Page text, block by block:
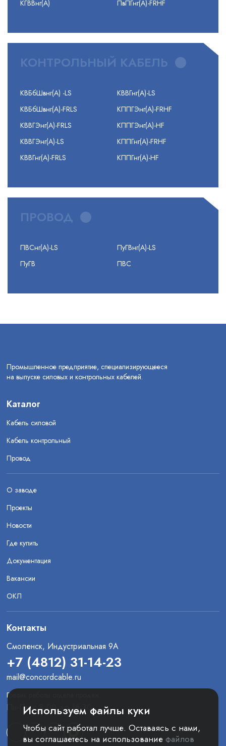
КГВВнг(А)
ПвПГнг(А)-FRHF
КОНТРОЛЬНЫЙ КАБЕЛЬ
КВБбШвнг(А) -LS
КВБбШвнг(А)-FRLS
КВВГЭнг(А)-FRLS
КВВГЭнг(А)-LS
КВВГнг(А)-FRLS
КВВГнг(А)-LS
КППГЭнг(А)-FRHF
КППГЭнг(А)-HF
КППГнг(А)-FRHF
КППГнг(А)-HF
ПРОВОД
ПВСнг(А)-LS
ПуГВ
ПуГВнг(А)-LS
ПВС
Промышленное предприятие, специализирующееся
на выпуске силовых и контрольных кабелей.
Каталог
Кабель силовой
Кабель контрольный
Провод
О заводе
Проекты
Новости
Где купить
Документация
Вакансии
ОКЛ
Контакты
Смоленск, Индустриальная 9А
+7 (4812) 31-14-23
mail@concordcable.ru
График работы отдела продаж
Пн-Пт: с 8:00 до 16:30
Используем файлы куки
Чтобы сайт работал лучше. Оставаясь с нами,
вы соглашаетесь на использование файлов